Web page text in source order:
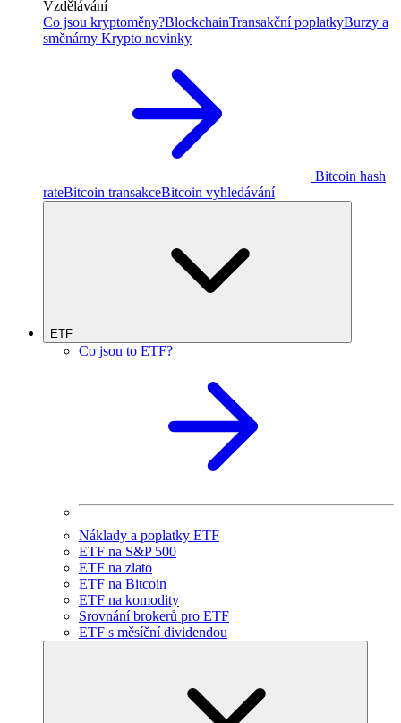
Vzdělávání
Co jsou kryptoměny?BlockchainTransakční poplatkyBurzy a
směnárny Krypto novinky
Bitcoin hash
rateBitcoin transakceBitcoin vyhledávání
ETF
Co jsou to ETF?
Náklady a poplatky ETF
ETF na S&P 500
ETF na zlato
ETF na Bitcoin
ETF na komodity
Srovnání brokerů pro ETF
ETF s měsíční dividendou